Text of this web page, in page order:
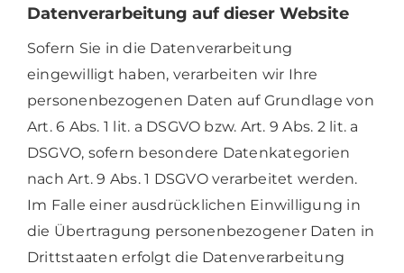
Datenverarbeitung auf dieser Website
Sofern Sie in die Datenverarbeitung
eingewilligt haben, verarbeiten wir Ihre
personenbezogenen Daten auf Grundlage von
Art. 6 Abs. 1 lit. a DSGVO bzw. Art. 9 Abs. 2 lit. a
DSGVO, sofern besondere Datenkategorien
nach Art. 9 Abs. 1 DSGVO verarbeitet werden.
Im Falle einer ausdrücklichen Einwilligung in
die Übertragung personenbezogener Daten in
Drittstaaten erfolgt die Datenverarbeitung